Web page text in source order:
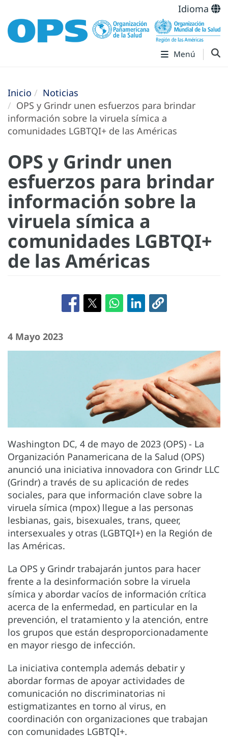
Idioma
Menú
Inicio
Noticias
OPS y Grindr unen esfuerzos para brindar
información sobre la viruela símica a
comunidades LGBTQI+ de las Américas
OPS y Grindr unen
esfuerzos para brindar
información sobre la
viruela símica a
comunidades LGBTQI+
de las Américas
4 Mayo 2023
Washington DC, 4 de mayo de 2023 (OPS) - La
Organización Panamericana de la Salud (OPS)
anunció una iniciativa innovadora con Grindr LLC
(Grindr) a través de su aplicación de redes
sociales, para que información clave sobre la
viruela símica (mpox) llegue a las personas
lesbianas, gais, bisexuales, trans, queer,
intersexuales y otras (LGBTQI+) en la Región de
las Américas.
La OPS y Grindr trabajarán juntos para hacer
frente a la desinformación sobre la viruela
símica y abordar vacíos de información crítica
acerca de la enfermedad, en particular en la
prevención, el tratamiento y la atención, entre
los grupos que están desproporcionadamente
en mayor riesgo de infección.
La iniciativa contempla además debatir y
abordar formas de apoyar actividades de
comunicación no discriminatorias ni
estigmatizantes en torno al virus, en
coordinación con organizaciones que trabajan
con comunidades LGBTQI+.